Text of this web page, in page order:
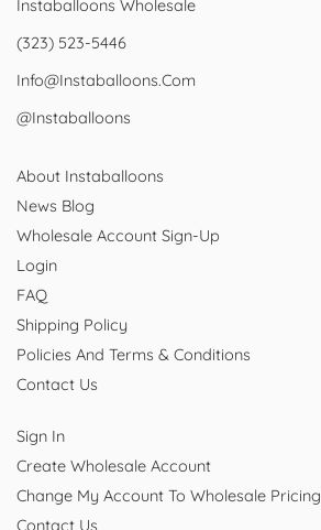
Instaballoons Wholesale
(323) 523-5446
Info@instaballoons.com
@instaballoons
About Instaballoons
News Blog
Wholesale Account Sign-Up
Login
FAQ
Shipping Policy
Policies And Terms & Conditions
Contact Us
Sign In
Create Wholesale Account
Change My Account To Wholesale Pricing
Contact Us